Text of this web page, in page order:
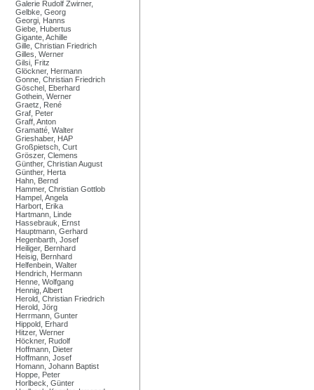
Galerie Rudolf Zwirner,
Gelbke, Georg
Georgi, Hanns
Giebe, Hubertus
Gigante, Achille
Gille, Christian Friedrich
Gilles, Werner
Gilsi, Fritz
Glöckner, Hermann
Gonne, Christian Friedrich
Göschel, Eberhard
Gothein, Werner
Graetz, René
Graf, Peter
Graff, Anton
Gramatté, Walter
Grieshaber, HAP
Großpietsch, Curt
Gröszer, Clemens
Günther, Christian August
Günther, Herta
Hahn, Bernd
Hammer, Christian Gottlob
Hampel, Angela
Harbort, Erika
Hartmann, Linde
Hassebrauk, Ernst
Hauptmann, Gerhard
Hegenbarth, Josef
Heiliger, Bernhard
Heisig, Bernhard
Helfenbein, Walter
Hendrich, Hermann
Henne, Wolfgang
Hennig, Albert
Herold, Christian Friedrich
Herold, Jörg
Herrmann, Gunter
Hippold, Erhard
Hitzer, Werner
Höckner, Rudolf
Hoffmann, Dieter
Hoffmann, Josef
Homann, Johann Baptist
Hoppe, Peter
Horlbeck, Günter